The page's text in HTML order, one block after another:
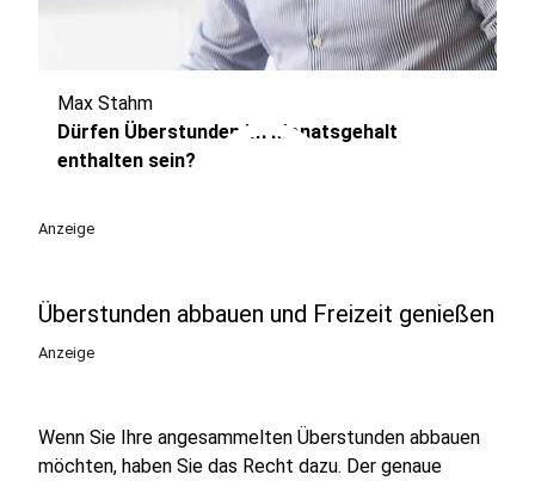
play_circle
Max Stahm
Dürfen Überstunden im Monatsgehalt
enthalten sein?
Anzeige
Überstunden abbauen und Freizeit genießen
Anzeige
Wenn Sie Ihre angesammelten Überstunden abbauen
möchten, haben Sie das Recht dazu. Der genaue